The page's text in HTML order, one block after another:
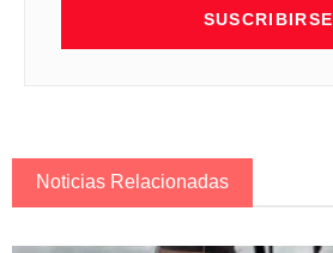
SUSCRIBIRSE
Noticias Relacionadas